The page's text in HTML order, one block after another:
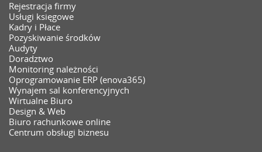
Rejestracja firmy
Usługi księgowe
Kadry i Płace
Pozyskiwanie środków
Audyty
Doradztwo
Monitoring należności
Oprogramowanie ERP (enova365)
Wynajem sal konferencyjnych
Wirtualne Biuro
Design & Web
Biuro rachunkowe online
Centrum obsługi biznesu